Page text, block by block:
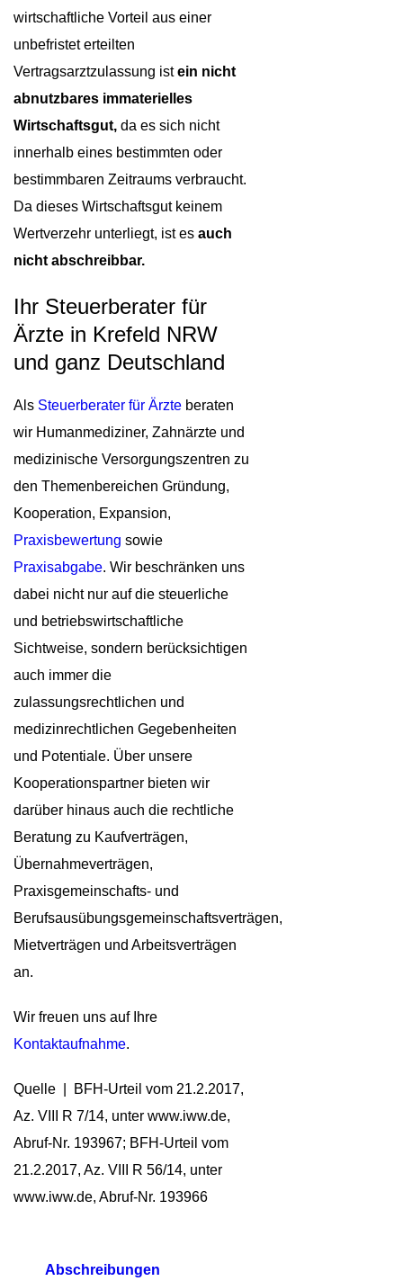
wirtschaftliche Vorteil aus einer
unbefristet erteilten
Vertragsarztzulassung istein nicht
abnutzbares immaterielles
Wirtschaftsgut, da es sich nicht
innerhalb eines bestimmten oder
bestimmbaren Zeitraums verbraucht.
Da dieses Wirtschaftsgut keinem
Wertverzehr unterliegt, ist es auch
nicht abschreibbar.
Ihr Steuerberater für
Ärzte in Krefeld NRW
und ganz Deutschland
Als Steuerberater für Ärzte beraten
wir Humanmediziner, Zahnärzte und
medizinische Versorgungszentren zu
den Themenbereichen Gründung,
Kooperation, Expansion,
Praxisbewertung sowie
Praxisabgabe. Wir beschränken uns
dabei nicht nur auf die steuerliche
und betriebswirtschaftliche
Sichtweise, sondern berücksichtigen
auch immer die
zulassungsrechtlichen und
medizinrechtlichen Gegebenheiten
und Potentiale. Über unsere
Kooperationspartner bieten wir
darüber hinaus auch die rechtliche
Beratung zu Kaufverträgen,
Übernahmeverträgen,
Praxisgemeinschafts- und
Berufsausübungsgemeinschaftsverträgen,
Mietverträgen und Arbeitsverträgen
an.
Wir freuen uns auf Ihre
Kontaktaufnahme.
Quelle | BFH-Urteil vom 21.2.2017,
Az. VIII R 7/14, unter www.iww.de,
Abruf-Nr. 193967; BFH-Urteil vom
21.2.2017, Az. VIII R 56/14, unter
www.iww.de, Abruf-Nr. 193966
Abschreibungen